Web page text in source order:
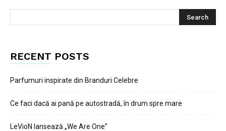
RECENT POSTS
Parfumuri inspirate din Branduri Celebre
Ce faci dacă ai pană pe autostradă, în drum spre mare
LeVioN lansează „We Are One”